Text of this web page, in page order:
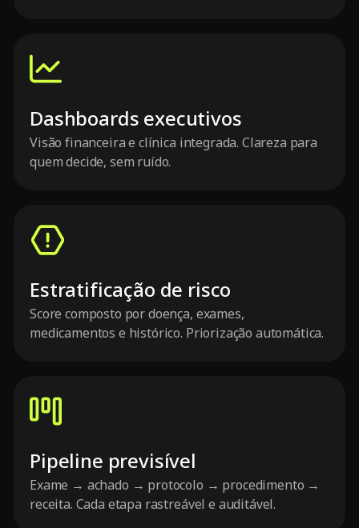
Dashboards executivos
Visão financeira e clínica integrada. Clareza para
quem decide, sem ruído.
Estratificação de risco
Score composto por doença, exames,
medicamentos e histórico. Priorização automática.
Pipeline previsível
Exame → achado → protocolo → procedimento →
receita. Cada etapa rastreável e auditável.